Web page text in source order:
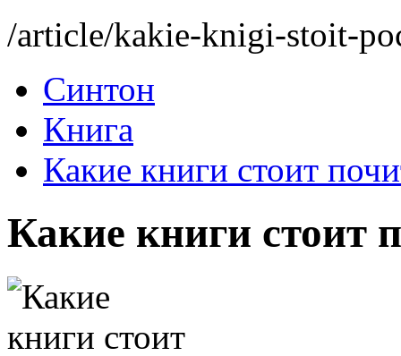
/article/kakie-knigi-stoit-
Синтон
Книга
Какие книги стоит
Какие книги стоит